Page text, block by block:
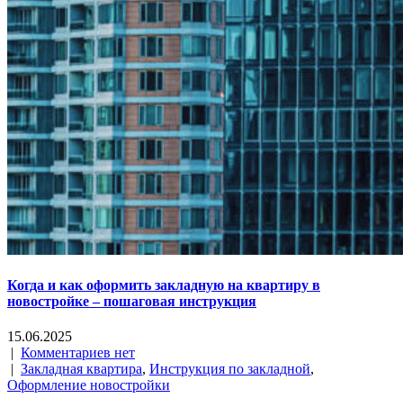
Когда и как оформить закладную на квартиру в
новостройке – пошаговая инструкция
15.06.2025
| Комментариев нет
| Закладная квартира, Инструкция по закладной,
Оформление новостройки